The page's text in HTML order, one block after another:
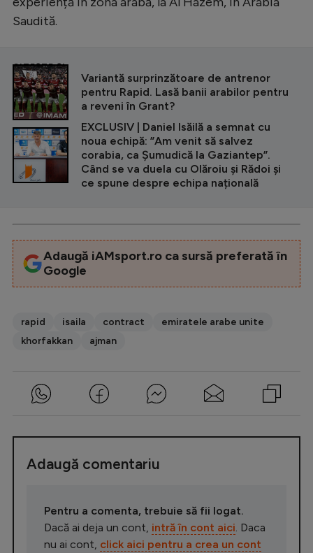
Saudită.
CITEȘTE ȘI
Variantă surprinzătoare de antrenor
pentru Rapid. Lasă banii arabilor pentru
a reveni în Grant?
EXCLUSIV | Daniel Isăilă a semnat cu
noua echipă: ”Am venit să salvez
corabia, ca Șumudică la Gaziantep”.
Când se va duela cu Olăroiu și Rădoi și
ce spune despre echipa națională
Adaugă iAMsport.ro ca sursă preferată în
Google
rapid isaila contract
emiratele arabe unite
khorfakkan
ajman
Adaugă comentariu
Pentru a comenta, trebuie să fii logat.
Dacă ai deja un cont, intră în cont aici. Daca
nu ai cont, click aici pentru a crea un cont